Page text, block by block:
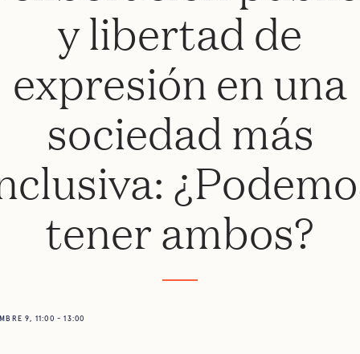
y libertad de
expresión en una
sociedad más
tener ambos?
9, 11:00 - 13:00